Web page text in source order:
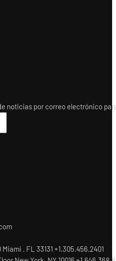
noticias por correo electrónico
. FL 33131 +1.305.456.2401